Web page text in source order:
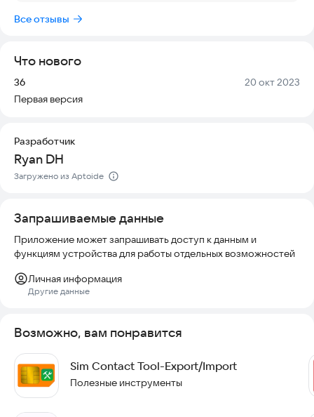
информация о Wi-Fi-соединении.
редактировать существующие, фильтровать их по
различным критериям и сохранять только нужные. Это
помогает быстро находить нужные номера и управлять
списком контактов.
Для второй SIM-карты приложение также предоставляет
полезную информацию: IMEI, IMSI, название оператора,
версию ПО и другие данные. Это удобно, если вы
используете два номера и хотите иметь полный контроль
Попробуйте это приложение — оно простое в
использовании, безопасное и помогает не потерять важные
контакты. Установите его прямо сейчас и наслаждайтесь
удобством управления SIM-картами.
Все отзывы
Что нового
Версия:
36 Дата:
20 окт 2023
Первая версия
Разработчик
Ryan DH
Загружено из Aptoide
Запрашиваемые данные
Приложение может запрашивать доступ к данным и
функциям устройства для работы отдельных возможностей
Личная информация
Другие данные
Возможно, вам понравится
Sim Contact Tool-Export/Import
Полезные инструменты